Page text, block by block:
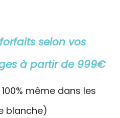
selon vos
à partir de 999€
même dans les
blanche)